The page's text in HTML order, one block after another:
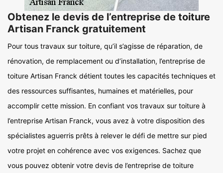
Obtenez le devis de l’entreprise de toiture
Artisan Franck gratuitement
Pour tous travaux sur toiture, qu’il s’agisse de réparation, de
rénovation, de remplacement ou d’installation, l’entreprise de
toiture Artisan Franck détient toutes les capacités techniques et
des ressources suffisantes, humaines et matérielles, pour
accomplir cette mission. En confiant vos travaux sur toiture à
l’entreprise Artisan Franck, vous avez à votre disposition des
spécialistes aguerris prêts à relever le défi de mettre sur pied
votre projet en cohérence avec vos exigences. Sachez que
vous pouvez obtenir votre devis de l’entreprise de toiture